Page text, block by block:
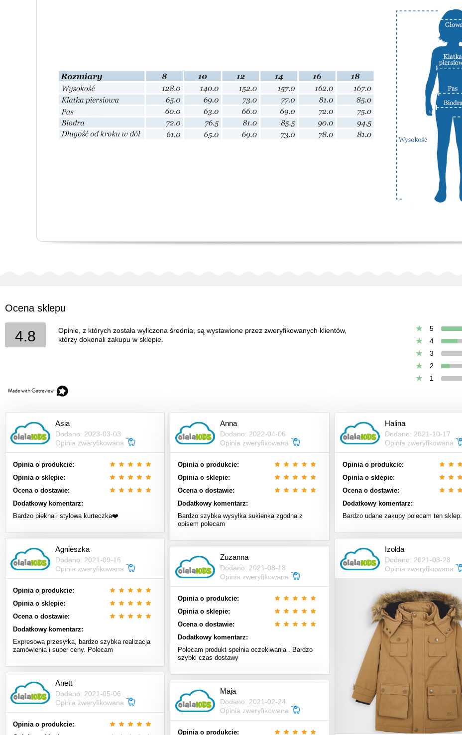
Ocena sklepu
4.8
Opinie, z których została wyliczona średnia, są wystawione przez zweryfikowanych klientów,
którzy dokonali zakupu w sklepie.
5
4
3
2
1
Asia
Dodano: 2023-03-03
Opinia zweryfikowana
Opinia o produkcie:
Opinia o sklepie:
Ocena o dostawie:
Dodatkowy komentarz:
Bardzo piekna i stylowa kurteczka❤️
Anna
Dodano: 2022-04-06
Opinia zweryfikowana
Opinia o produkcie:
Opinia o sklepie:
Ocena o dostawie:
Dodatkowy komentarz:
Bardzo szybka wysyłka sukienka zgodna z
opisem polecam
Halina
Dodano: 2021-10-17
Opinia zweryfikowana
Opinia o produkcie:
Opinia o sklepie:
Ocena o dostawie:
Dodatkowy komentarz:
Bardzo udane zakupy polecam ten sklep.
Agnieszka
Dodano: 2021-09-16
Opinia zweryfikowana
Opinia o produkcie:
Opinia o sklepie:
Ocena o dostawie:
Dodatkowy komentarz:
Expresowa przesyłka, bardzo szybka realizacja
zamówienia i super ceny. Polecam
Izolda
Dodano: 2021-08-28
Opinia zweryfikowana
Zuzanna
Dodano: 2021-08-18
Opinia zweryfikowana
Opinia o produkcie:
Opinia o sklepie:
Ocena o dostawie:
Dodatkowy komentarz:
Polecam produkt spełnia oczekiwania . Bardzo
szybki czas dostawy
Anett
Dodano: 2021-05-06
Opinia zweryfikowana
Opinia o produkcie:
Maja
Dodano: 2021-02-24
Opinia zweryfikowana
Opinia o produkcie: